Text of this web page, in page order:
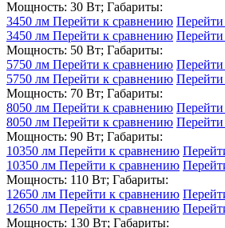
Мощность: 30 Вт; Габариты:
3450 лм Перейти к сравнению
3450 лм Перейти к сравнению
Мощность: 50 Вт; Габариты:
5750 лм Перейти к сравнению
5750 лм Перейти к сравнению
Мощность: 70 Вт; Габариты:
8050 лм Перейти к сравнению
8050 лм Перейти к сравнению
Мощность: 90 Вт; Габариты:
10350 лм Перейти к сравнению
10350 лм Перейти к сравнению
Мощность: 110 Вт; Габариты:
12650 лм Перейти к сравнению
12650 лм Перейти к сравнению
Мощность: 130 Вт; Габариты: